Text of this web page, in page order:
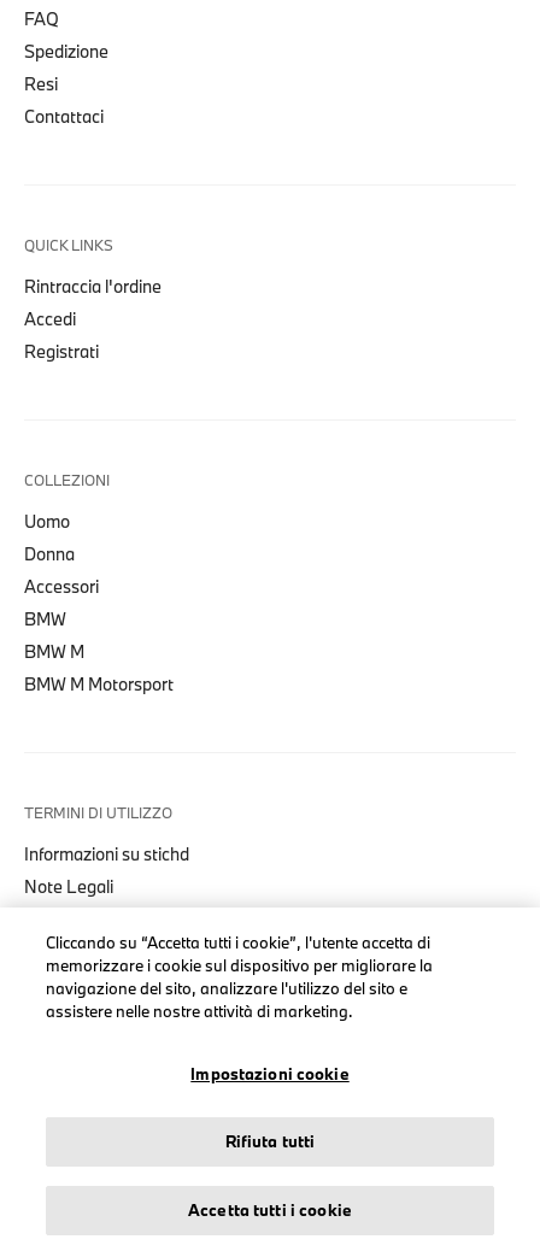
FAQ
Spedizione
Resi
Contattaci
QUICK LINKS
Rintraccia l'ordine
Accedi
Registrati
COLLEZIONI
Uomo
Donna
Accessori
BMW
BMW M
BMW M Motorsport
TERMINI DI UTILIZZO
Informazioni su stichd
Note Legali
Cookies
Accessibility Act
Informativa Privacy
Cliccando su “Accetta tutti i cookie”, l'utente accetta di
memorizzare i cookie sul dispositivo per migliorare la
navigazione del sito, analizzare l'utilizzo del sito e
assistere nelle nostre attività di marketing.
Impostazioni cookie
Rifiuta tutti
Accetta tutti i cookie